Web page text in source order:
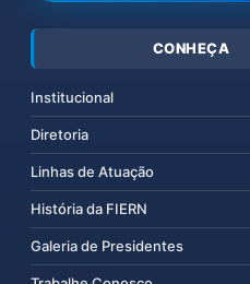
CONHEÇA
Institucional
Diretoria
Linhas de Atuação
História da FIERN
Galeria de Presidentes